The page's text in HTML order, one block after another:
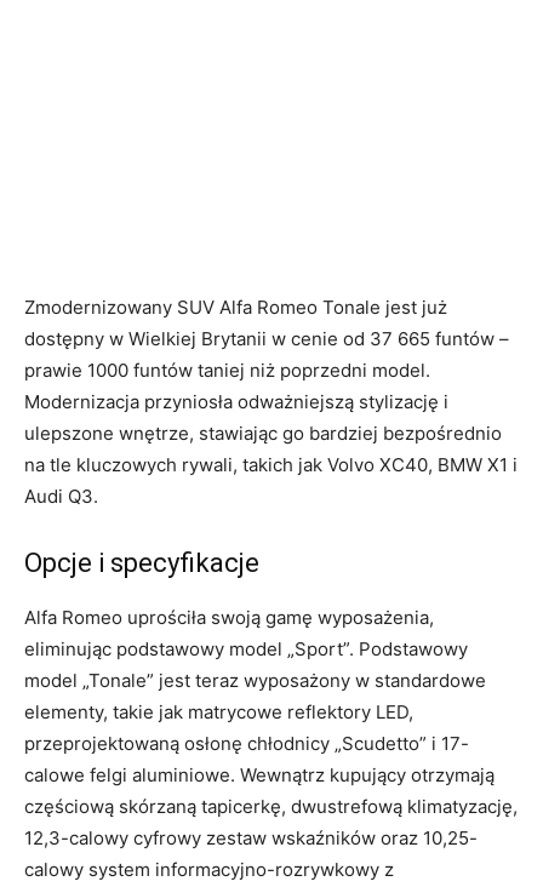
Zmodernizowany SUV Alfa Romeo Tonale jest już
dostępny w Wielkiej Brytanii w cenie od 37 665 funtów –
prawie 1000 funtów taniej niż poprzedni model.
Modernizacja przyniosła odważniejszą stylizację i
ulepszone wnętrze, stawiając go bardziej bezpośrednio
na tle kluczowych rywali, takich jak Volvo XC40, BMW X1 i
Audi Q3.
Opcje i specyfikacje
Alfa Romeo uprościła swoją gamę wyposażenia,
eliminując podstawowy model „Sport”. Podstawowy
model „Tonale” jest teraz wyposażony w standardowe
elementy, takie jak matrycowe reflektory LED,
przeprojektowaną osłonę chłodnicy „Scudetto” i 17-
calowe felgi aluminiowe. Wewnątrz kupujący otrzymają
częściową skórzaną tapicerkę, dwustrefową klimatyzację,
12,3-calowy cyfrowy zestaw wskaźników oraz 10,25-
calowy system informacyjno-rozrywkowy z